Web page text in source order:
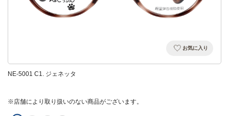
お気に入り
NE-5001 C1. ジェネッタ
※店舗により取り扱いのない商品がございます。